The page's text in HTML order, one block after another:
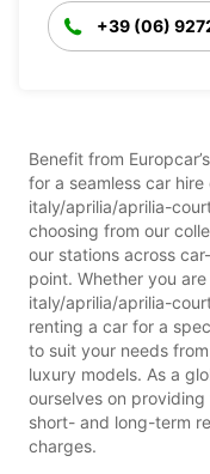
+39 (06)
Benefit from
for a seamless car
italy/aprilia/aprilia-
choosing from our
our stations across
point. Whether you
italy/aprilia/aprilia-
renting a car for a
to suit your needs
luxury models. As a
ourselves on
short- and long-term
charges.